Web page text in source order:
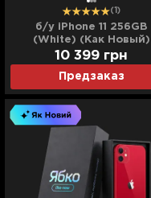
(1)
б/у iPhone 11 256GB
(White) (Как Новый)
Предзаказ
10 399 грн